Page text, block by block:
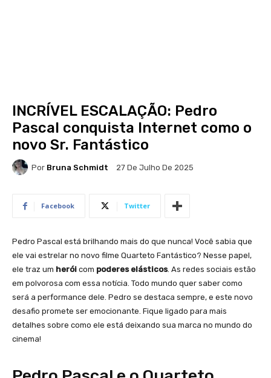
INCRÍVEL ESCALAÇÃO: Pedro
Pascal conquista Internet como o
novo Sr. Fantástico
Por Bruna Schmidt 27 De Julho De 2025
Facebook Twitter
Pedro Pascal está brilhando mais do que nunca! Você sabia que
ele vai estrelar no novo filme Quarteto Fantástico? Nesse papel,
ele traz um herói com poderes elásticos. As redes sociais estão
em polvorosa com essa notícia. Todo mundo quer saber como
será a performance dele. Pedro se destaca sempre, e este novo
desafio promete ser emocionante. Fique ligado para mais
detalhes sobre como ele está deixando sua marca no mundo do
cinema!